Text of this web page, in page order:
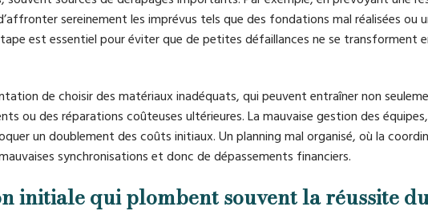
sereinement les imprévus tels que des fondations mal réalisées ou
est essentiel pour éviter que de petites défaillances ne se transforment
de choisir des matériaux inadéquats, qui peuvent entraîner non
ou des réparations coûteuses ultérieures. La mauvaise gestion des
un doublement des coûts initiaux. Un planning mal organisé, où la
synchronisations et donc de dépassements financiers.
initiale qui plombent souvent la réussite